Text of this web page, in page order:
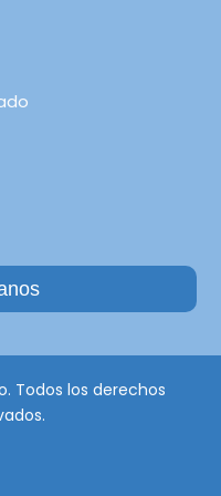
Todos los derechos